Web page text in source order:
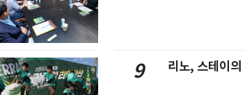
9 리노, 스테이의